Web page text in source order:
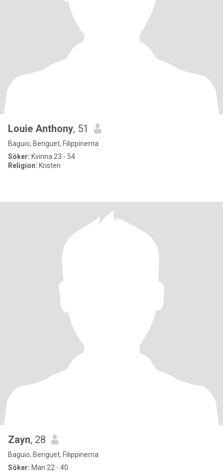
Louie Anthony, 51
Baguio, Benguet, Filippinerna
Söker: Kvinna 23 - 54
Religion: Kristen
Zayn, 28
Baguio, Benguet, Filippinerna
Söker: Man 22 - 40